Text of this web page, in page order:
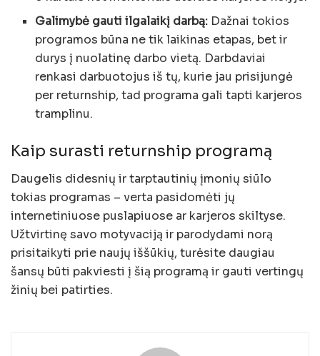
Galimybė gauti ilgalaikį darbą: Dažnai tokios
programos būna ne tik laikinas etapas, bet ir
durys į nuolatinę darbo vietą. Darbdaviai
renkasi darbuotojus iš tų, kurie jau prisijungė
per returnship, tad programa gali tapti karjeros
tramplinu.
Kaip surasti returnship programą
Daugelis didesnių ir tarptautinių įmonių siūlo
tokias programas – verta pasidomėti jų
internetiniuose puslapiuose ar karjeros skiltyse.
Užtvirtinę savo motyvaciją ir parodydami norą
prisitaikyti prie naujų iššūkių, turėsite daugiau
šansų būti pakviesti į šią programą ir gauti vertingų
žinių bei patirties.